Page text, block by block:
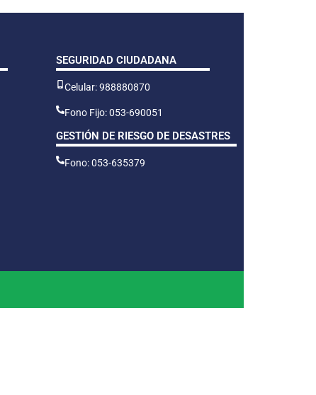
SEGURIDAD CIUDADANA
Celular: 988880870
Fono Fijo: 053-690051
GESTIÓN DE RIESGO DE DESASTRES
Fono: 053-635379